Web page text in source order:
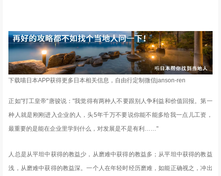
下载喵日本APP获得更多日本相关信息，自由行定制微信janson-ren
正如"打工皇帝"唐骏说："我觉得有两种人不要跟别人争利益和价值回报。第一
种人就是刚刚进入企业的人，头5年千万不要说你能不能多给我一点儿工资，
最重要的是能在企业里学到什么，对发展是不是有利……"
人总是从平坦中获得的教益少，从磨难中获得的教益多；从平坦中获得的教益
浅，从磨难中获得的教益深。一个人在年轻时经历磨难，如能正确视之，冲出